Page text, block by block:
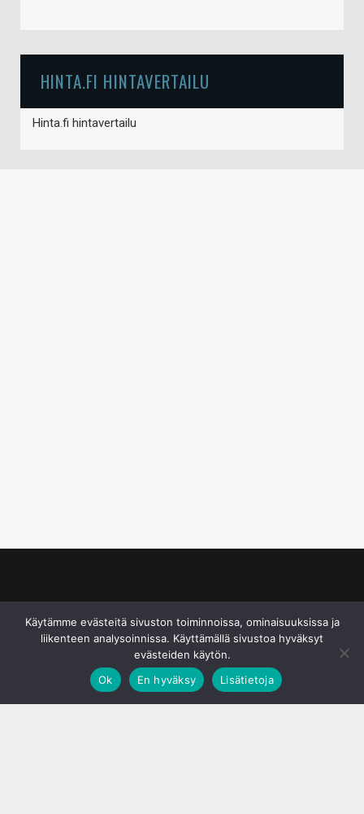
HINTA.FI HINTAVERTAILU
Hinta.fi hintavertailu
Käytämme evästeitä sivuston toiminnoissa, ominaisuuksissa ja
liikenteen analysoinnissa. Käyttämällä sivustoa hyväksyt
evästeiden käytön.
Ok
En hyväksy Lisätietoja